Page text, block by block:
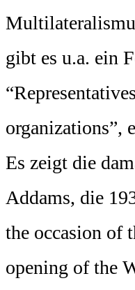
gibt es u.a. ein
organizations”,
Es zeigt die
Addams, die
the occasion of
opening of the